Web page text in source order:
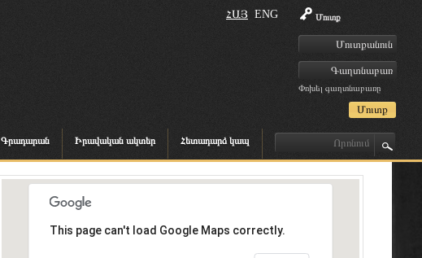
Մուտք
Փոխել գաղտնաբառը
ՀԱՅ ENG
Գրադարան Իրավական ակտեր Հետադարձ կապ
This page can't load Google Maps correctly.